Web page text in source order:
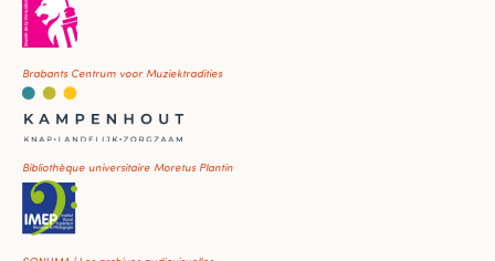
Brabants Centrum voor Muziektradities
Bibliothèque universitaire Moretus Plantin